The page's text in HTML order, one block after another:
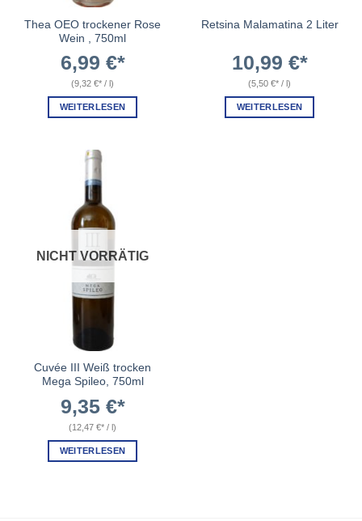
Thea OEO trockener Rose
Wein , 750ml
6,99 €
(9,32 € / l)
WEITERLESEN
Retsina Malamatina 2 Liter
10,99 €
(5,50 € / l)
WEITERLESEN
NICHT VORRÄTIG
Cuvée III Weiß trocken
Mega Spileo, 750ml
9,35 €
(12,47 € / l)
WEITERLESEN